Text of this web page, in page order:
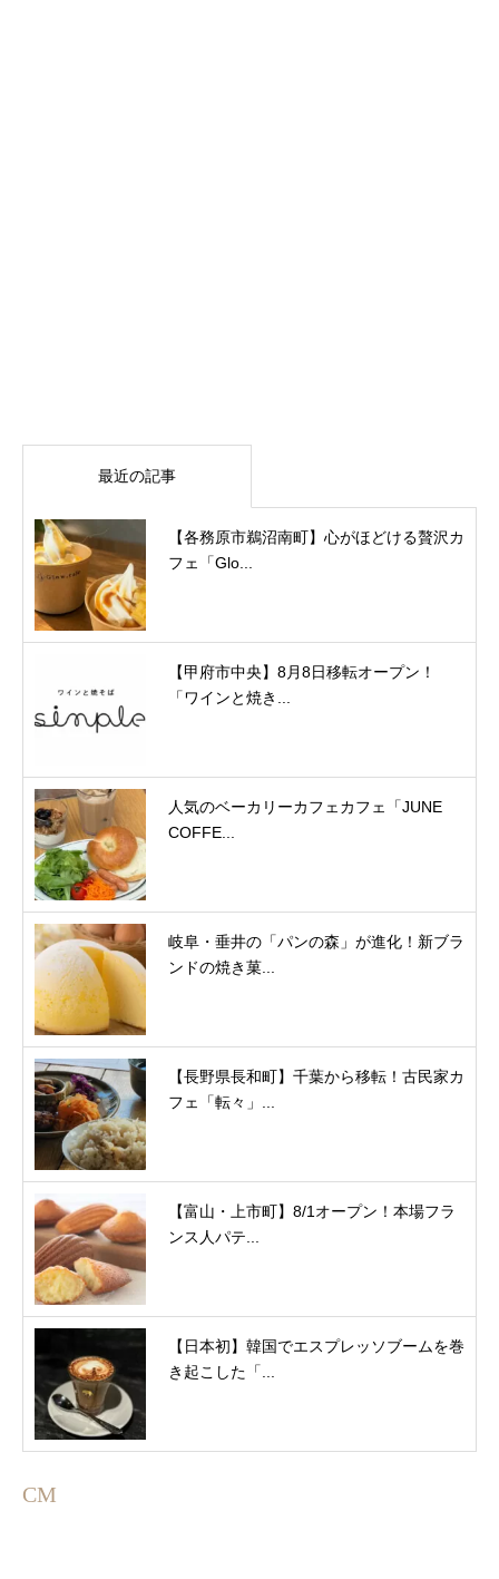
最近の記事
【各務原市鵜沼南町】心がほどける贅沢カ
フェ「Glo...
【甲府市中央】8月8日移転オープン！
「ワインと焼き...
人気のベーカリーカフェカフェ「JUNE
COFFE...
岐阜・垂井の「パンの森」が進化！新ブラ
ンドの焼き菓...
【長野県長和町】千葉から移転！古民家カ
フェ「転々」...
【富山・上市町】8/1オープン！本場フラ
ンス人パテ...
【日本初】韓国でエスプレッソブームを巻
き起こした「...
CM